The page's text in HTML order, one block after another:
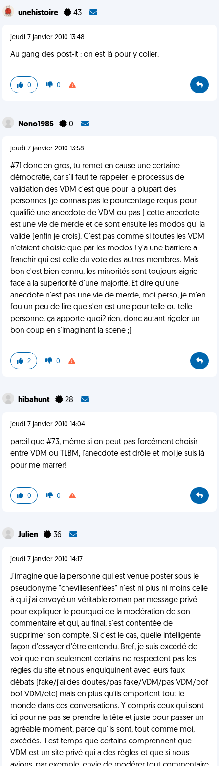
unehistoire 43
jeudi 7 janvier 2010 13:48
Au gang des post-it : on est là pour y coller.
0 0
Nono1985 0
jeudi 7 janvier 2010 13:58
#71 donc en gros, tu remet en cause une certaine
démocratie, car s'il faut te rappeler le processus de
validation des VDM c'est que pour la plupart des
personnes (je connais pas le pourcentage requis pour
qualifié une anecdote de VDM ou pas ) cette anecdote
est une vie de merde et ce sont ensuite les modos qui la
valide (enfin je crois). C'est pas comme si toutes les VDM
n'etaient choisie que par les modos ! y'a une barriere a
franchir qui est celle du vote des autres membres. Mais
bon c'est bien connu, les minorités sont toujours aigrie
face a la superiorité d'une majorité. Et dire qu'une
anecdote n'est pas une vie de merde, moi perso, je m'en
fou un peu de lire que s'en est une pour telle ou telle
personne, ça apporte quoi? rien, donc autant rigoler un
bon coup en s'imaginant la scene ;)
2 0
hibahunt 28
jeudi 7 janvier 2010 14:04
pareil que #73, même si on peut pas forcément choisir
entre VDM ou TLBM, l'anecdote est drôle et moi je suis là
pour me marrer!
0 0
Julien 36
jeudi 7 janvier 2010 14:17
J'imagine que la personne qui est venue poster sous le
pseudonyme "chevillesenflées" n'est ni plus ni moins celle
à qui j'ai envoyé un véritable roman par message privé
pour expliquer le pourquoi de la modération de son
commentaire et qui, au final, s'est contentée de
supprimer son compte. Si c'est le cas, quelle intelligente
façon d'essayer d'être entendu. Bref, je suis excédé de
voir que non seulement certains ne respectent pas les
règles du site et nous enquiquinent avec leurs faux
débats (fake/j'ai des doutes/pas fake/VDM/pas VDM/bof
bof VDM/etc) mais en plus qu'ils emportent tout le
monde dans ces conversations. Y compris ceux qui sont
ici pour ne pas se prendre la tête et juste pour passer un
agréable moment, parce qu'ils sont, tout comme moi,
excédés. Il est temps que certains comprennent que
VDM est un site privé qui a des règles et que si nous